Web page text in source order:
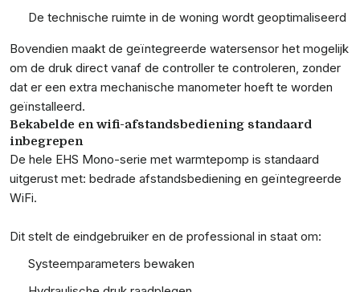
De technische ruimte in de woning wordt geoptimaliseerd
Bovendien maakt de geïntegreerde watersensor het mogelijk
om de druk direct vanaf de controller te controleren, zonder
dat er een extra mechanische manometer hoeft te worden
geïnstalleerd.
Bekabelde en wifi-afstandsbediening standaard
inbegrepen
De hele EHS Mono-serie met warmtepomp is standaard
uitgerust met: bedrade afstandsbediening en geïntegreerde
WiFi.
Dit stelt de eindgebruiker en de professional in staat om:
Systeemparameters bewaken